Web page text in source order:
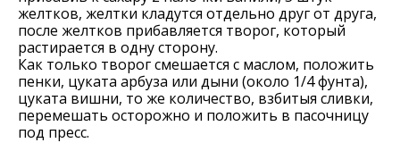
желтков, желтки кладутся отдельно друг от друга,
после желтков прибавляется творог, который
растирается в одну сторону.
Как только творог смешается с маслом, положить
пенки, цуката арбуза или дыни (около 1/4 фунта),
цуката вишни, то же количество, взбитыя сливки,
перемешать осторожно и положить в пасочницу
под пресс.